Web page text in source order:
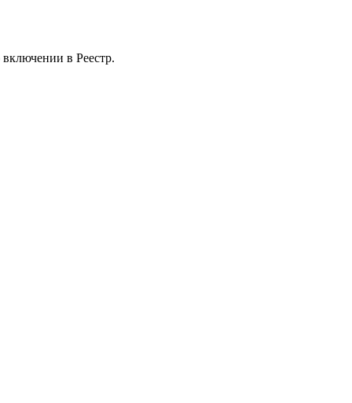
включении в Реестр.